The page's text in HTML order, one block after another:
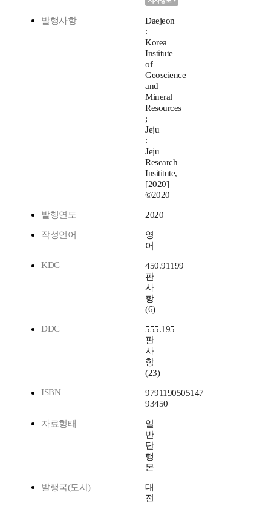
발행사항
Daejeon
:
Korea
Institute
of
Geoscience
and
Mineral
Resources
;
Jeju
:
Jeju
Research
Insititute,
[2020]
©2020
발행연도 2020
작성언어
영
어
KDC
450.91199
판
사
항
(6)
DDC
555.195
판
사
항
(23)
ISBN
9791190505147
93450
자료형태
일
반
단
행
본
발행국(도시)
대
전